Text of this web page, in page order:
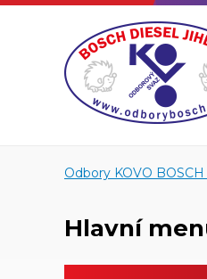
Odbory KOVO BOSCH
Hlavní